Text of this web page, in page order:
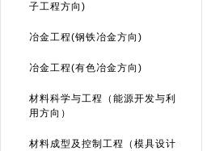
子工程方向)
冶金工程(钢铁冶金方向)
冶金工程(有色冶金方向)
材料科学与工程（能源开发与利
用方向）
材料成型及控制工程（模具设计